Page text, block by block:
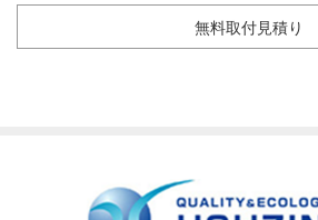
無料取付見積り